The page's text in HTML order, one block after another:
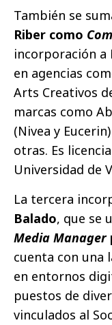
También se
Riber como
incorporación a
en agencias
Arts Creativos
marcas como
(Nivea y
otras. Es
Universidad de
La tercera
Balado, que se
Media Manager
cuenta con una
en entornos
puestos de
vinculados al